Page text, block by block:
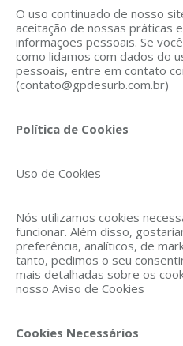
O uso continuado de nosso
aceitação de nossas práticas
informações pessoais. Se
como lidamos com dados do
pessoais, entre em contato
(contato@gpdesurb.com.br)
Política de Cookies
Uso de Cookies
Nós utilizamos cookies
funcionar. Além disso,
preferência, analíticos, de
tanto, pedimos o seu
mais detalhadas sobre os
nosso Aviso de Cookies
Cookies Necessários